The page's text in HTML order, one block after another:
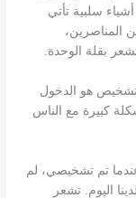
سلبية تأتي
المناصرين،
بقلة الوحدة.
هو الدخول
كبيرة مع الناس
تم تشخيصي، لم
اليوم. تشعر